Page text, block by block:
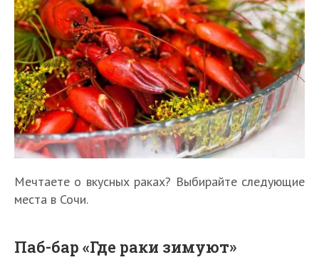
Мечтаете о вкусных раках? Выбирайте следующие
места в Сочи.
Паб-бар «Где раки зимуют»